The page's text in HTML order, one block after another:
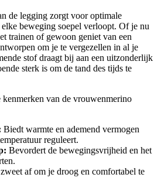
de legging zorgt voor optimale
beweging soepel verloopt. Of je nu
trainen of gewoon geniet van een
om je te vergezellen in al je
stof draagt bij aan een uitzonderlijk
sterk is om de tand des tijds te
van de vrouwenmerino
Biedt warmte en ademend vermogen
reguleert.
Bevordert de bewegingsvrijheid en het
af om je droog en comfortabel te